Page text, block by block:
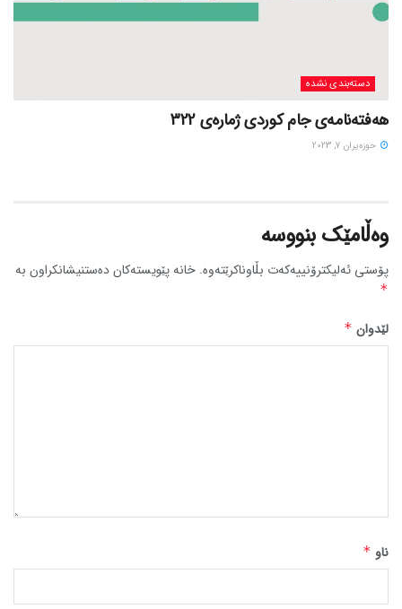
دسته‌بندی نشده
هەفتەنامەی جام کوردی ژمارەی 322
حوزه‌یران 7, 2023
وەڵامێک بنووسە
پۆستی ئەلیکترۆنییەکەت بڵاوناکرێتەوە. خانە پێویستەکان دەستنیشانکراون بە
*
لێدوان *
ناو *